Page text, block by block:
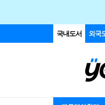
국내도서 외국